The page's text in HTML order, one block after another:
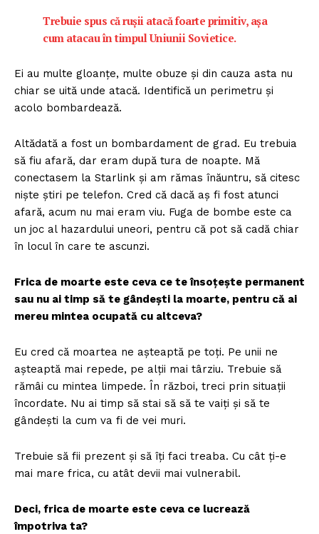
Trebuie spus că rușii atacă foarte primitiv, așa
cum atacau în timpul Uniunii Sovietice.
Ei au multe gloanțe, multe obuze și din cauza asta nu
chiar se uită unde atacă. Identifică un perimetru și
acolo bombardează.
Altădată a fost un bombardament de grad. Eu trebuia
să fiu afară, dar eram după tura de noapte. Mă
conectasem la Starlink și am rămas înăuntru, să citesc
niște știri pe telefon. Cred că dacă aș fi fost atunci
afară, acum nu mai eram viu. Fuga de bombe este ca
un joc al hazardului uneori, pentru că pot să cadă chiar
în locul în care te ascunzi.
Frica de moarte este ceva ce te însoțește permanent
sau nu ai timp să te gândești la moarte, pentru că ai
mereu mintea ocupată cu altceva?
Eu cred că moartea ne așteaptă pe toți. Pe unii ne
așteaptă mai repede, pe alții mai târziu. Trebuie să
rămâi cu mintea limpede. În război, treci prin situații
încordate. Nu ai timp să stai să să te vaiți și să te
gândești la cum va fi de vei muri.
Trebuie să fii prezent și să îți faci treaba. Cu cât ți-e
mai mare frica, cu atât devii mai vulnerabil.
Deci, frica de moarte este ceva ce lucrează
împotriva ta?